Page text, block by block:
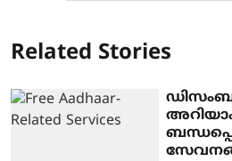
Related Stories